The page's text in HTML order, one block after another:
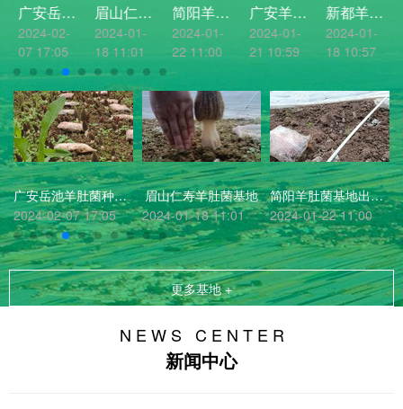
广安岳池羊肚菌种植基地表现
2024-02-
07 17:05
眉山仁寿羊肚菌基地
2024-01-
18 11:01
简阳羊肚菌基地出菇表现
2024-01-
22 11:00
广安羊肚菌基地出菇表现
2024-01-
21 10:59
新都羊肚菌基地出菇表现
2024-01-
18 10:57
广安岳池羊肚菌种植基地表现
2024-02-07 17:05
眉山仁寿羊肚菌基地
2024-01-18 11:01
简阳羊肚菌基地出菇表现
2024-01-22 11:00
更多基地 +
N E W S C E N T E R
新闻中心